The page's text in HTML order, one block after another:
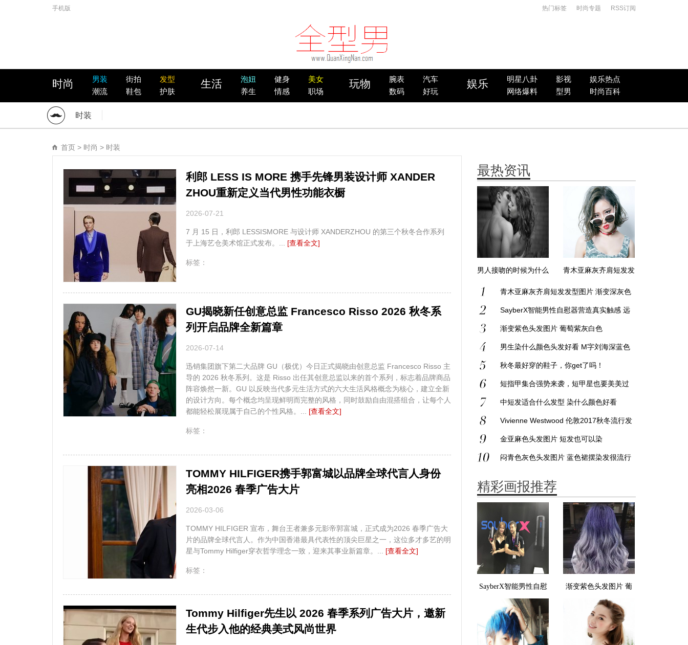
手机版 热门标签 时尚专题 RSS订阅
时尚 男装 街拍
发型
潮流
鞋包 护肤
生活 泡妞 健身
美女
养生
情感 职场
玩物 腕表
汽车
数码
好玩
娱乐 明星八卦 影视
娱乐热点
网络爆料
型男 时尚百科
时装
首页 > 时尚 > 时装
利郎 LESS IS MORE 携手先锋男装设计师 XANDER
ZHOU重新定义当代男性功能衣橱
2026-07-21
7 月 15 日，利郎 LESSISMORE 与设计师 XANDERZHOU 的第三个秋冬合作系列
于上海艺仓美术馆正式发布。... [查看全文]
标签：
GU揭晓新任创意总监 Francesco Risso 2026 秋冬系
列开启品牌全新篇章
2026-07-14
迅销集团旗下第二大品牌 GU（极优）今日正式揭晓由创意总监 Francesco Risso 主
导的 2026 秋冬系列。这是 Risso 出任其创意总监以来的首个系列，标志着品牌商品
阵容焕然一新。GU 以反映当代多元生活方式的六大生活风格概念为核心，建立全新
的设计方向。每个概念均呈现鲜明而完整的风格，同时鼓励自由混搭组合，让每个人
都能轻松展现属于自己的个性风格。... [查看全文]
标签：
TOMMY HILFIGER携手郭富城以品牌全球代言人身份
亮相2026 春季广告大片
2026-03-06
TOMMY HILFIGER 宣布，舞台王者兼多元影帝郭富城，正式成为2026 春季广告大
片的品牌全球代言人。作为中国香港最具代表性的顶尖巨星之一，这位多才多艺的明
星与Tommy Hilfiger穿衣哲学理念一致，迎来其事业新篇章。... [查看全文]
标签：
Tommy Hilfiger先生以 2026 春季系列广告大片，邀新
生代步入他的经典美式风尚世界
最热资讯
男人接吻的时候为什么
要摸胸？
青木亚麻灰齐肩短发发
型图片 渐变深灰色
青木亚麻灰齐肩短发发型图片 渐变深灰色
SayberX智能男性自慰器营造真实触感 远
程控制让距离变美
渐变紫色头发图片 葡萄紫灰白色
男生染什么颜色头发好看 M字刘海深蓝色
浅蓝色很张扬
秋冬最好穿的鞋子，你get了吗！
短指甲集合强势来袭，短甲星也要美美过
新年！
中短发适合什么发型 染什么颜色好看
Vivienne Westwood 伦敦2017秋冬流行发
布
金亚麻色头发图片 短发也可以染
闷青色灰色头发图片 蓝色裙摆染发很流行
精彩画报推荐
SayberX智能男性自慰
器营造真实触感 远程
控制让距离变美
渐变紫色头发图片 葡
萄紫灰白色